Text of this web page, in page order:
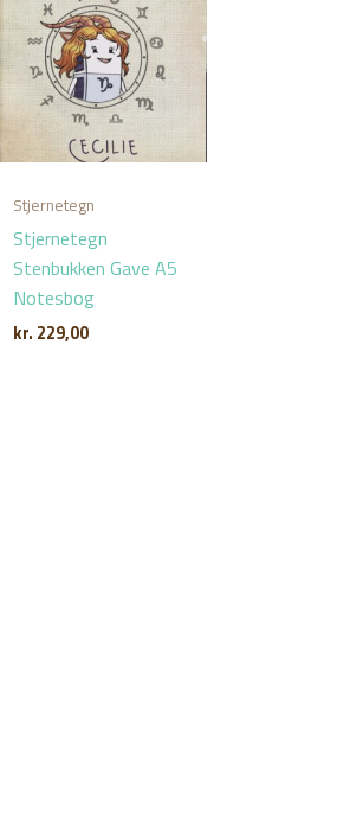
Stjernetegn
Stjernetegn
Stenbukken Gave A5
Notesbog
kr. 229,00